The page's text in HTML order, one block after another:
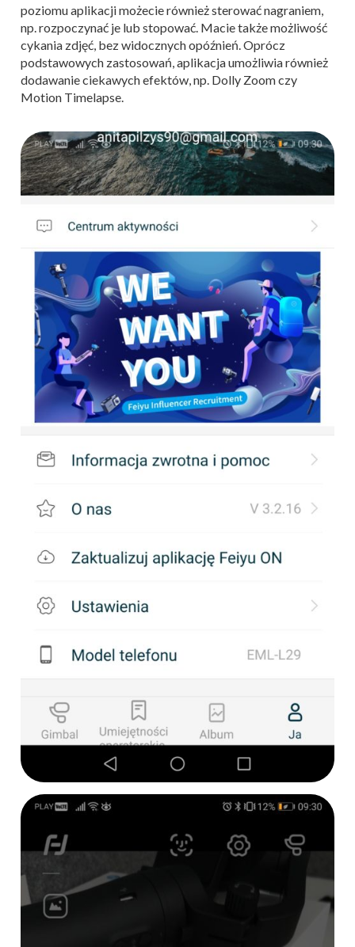
poziomu aplikacji możecie również sterować nagraniem,
np. rozpoczynać je lub stopować. Macie także możliwość
cykania zdjęć, bez widocznych opóźnień. Oprócz
podstawowych zastosowań, aplikacja umożliwia również
dodawanie ciekawych efektów, np. Dolly Zoom czy
Motion Timelapse.